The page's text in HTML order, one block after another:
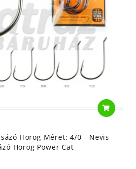
Horog Méret: 4/0 - Nevis
Horog Power Cat